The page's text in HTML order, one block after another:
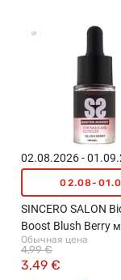
02.08.2026 -
02.08-
SINCERO SALON
Boost Blush Berry
ногтей, 10мл
Обычная цена
3,49 €
4,99 €